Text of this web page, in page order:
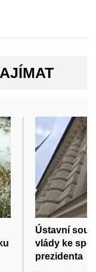
Ústavní
vlády ke
prezidenta